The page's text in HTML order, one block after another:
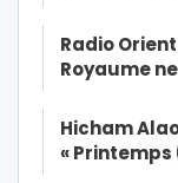
Radio
Royaume
Hicham
«